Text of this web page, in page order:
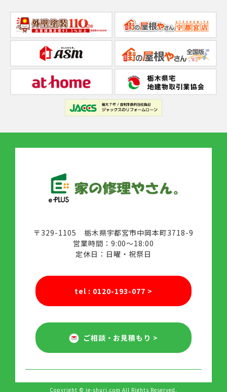
〒329-1105 栃木県宇都宮市中岡本町3718-9
営業時間：9:00～18:00
定休日：日曜・祝祭日
tel : 0120-193-077 >
ご相談・お見積もり >
Copyright © ie-shuri.com All Rights Reserved.